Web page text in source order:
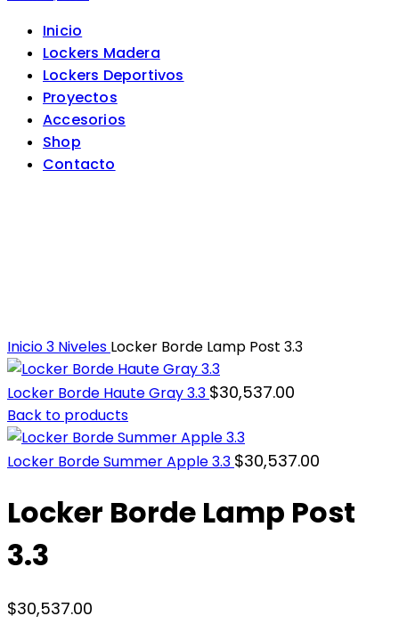
Inicio
Lockers Madera
Lockers Deportivos
Proyectos
Accesorios
Shop
Contacto
Inicio3 Niveles Locker Borde Lamp Post 3.3
Locker Borde Haute Gray 3.3 $30,537.00
Back to products
Locker Borde Summer Apple 3.3 $30,537.00
Locker Borde Lamp Post
3.3
$30,537.00